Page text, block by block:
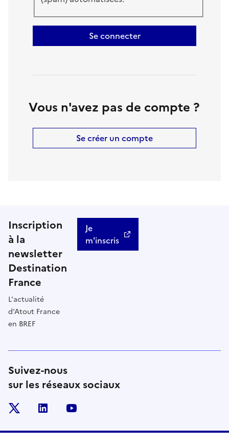
Se connecter
Vous n'avez pas de compte ?
Se créer un compte
Inscription
à la
newsletter
Destination
France
L'actualité
d'Atout France
en BREF
Je
m'inscris
Suivez-nous
sur les réseaux sociaux
linkedin